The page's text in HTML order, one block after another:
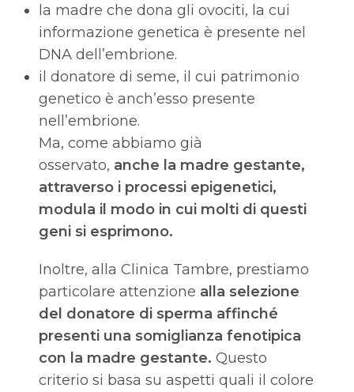
la madre che dona gli ovociti, la cui
informazione genetica è presente nel
DNA dell’embrione.
il donatore di seme, il cui patrimonio
genetico è anch’esso presente
nell’embrione.
Ma, come abbiamo già
osservato, anche la madre gestante,
attraverso i processi epigenetici,
modula il modo in cui molti di questi
geni si esprimono.
Inoltre, alla Clinica Tambre, prestiamo
particolare attenzione alla selezione
del donatore di sperma affinché
presenti una somiglianza fenotipica
con la madre gestante. Questo
criterio si basa su aspetti quali il colore